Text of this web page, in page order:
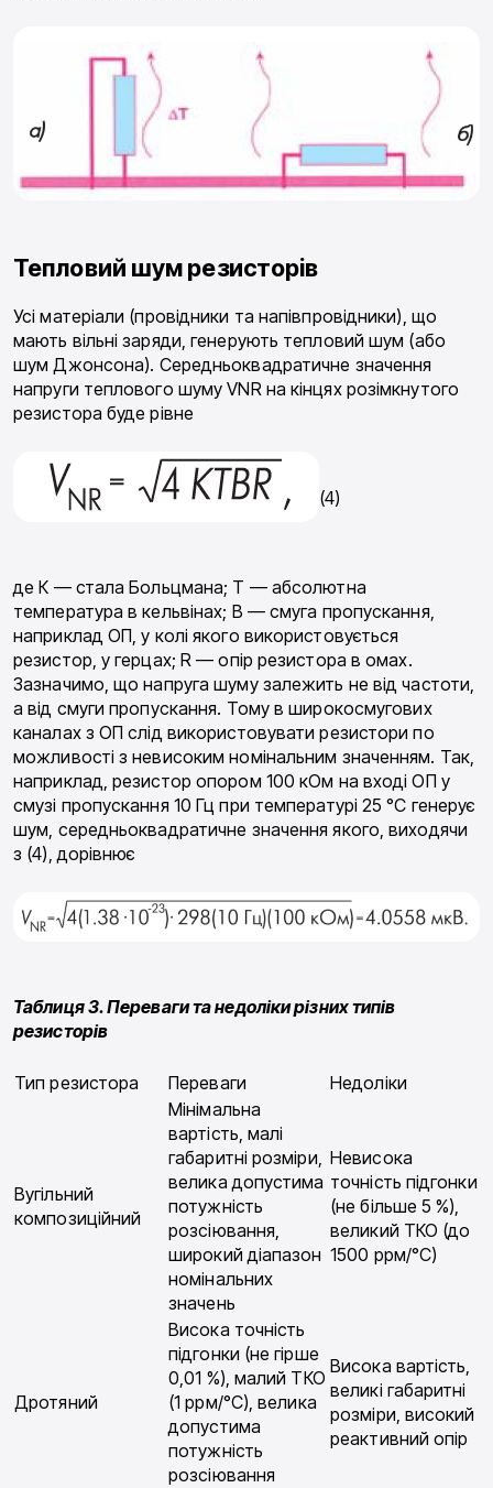
Тепловий шум резисторів
Усі матеріали (провідники та напівпровідники), що
мають вільні заряди, генерують тепловий шум (або
шум Джонсона). Середньоквадратичне значення
напруги теплового шуму VNR на кінцях розімкнутого
резистора буде рівне
(4)
де К — стала Больцмана; Т — абсолютна
температура в кельвінах; В — смуга пропускання,
наприклад ОП, у колі якого використовується
резистор, у герцах; R — опір резистора в омах.
Зазначимо, що напруга шуму залежить не від частоти,
а від смуги пропускання. Тому в широкосмугових
каналах з ОП слід використовувати резистори по
можливості з невисоким номінальним значенням. Так,
наприклад, резистор опором 100 кОм на вході ОП у
смузі пропускання 10 Гц при температурі 25 °С генерує
шум, середньоквадратичне значення якого, виходячи
з (4), дорівнює
Таблиця 3. Переваги та недоліки різних типів
резисторів
Тип резистора Переваги Недоліки
Вугільний
композиційний
Мінімальна
вартість, малі
габаритні розміри,
велика допустима
потужність
розсіювання,
широкий діапазон
номінальних
значень
Невисока
точність підгонки
(не більше 5 %),
великий ТКО (до
1500 ррм/°С)
Дротяний
Висока точність
підгонки (не гірше
0,01 %), малий ТКО
(1 ррм/°С), велика
допустима
потужність
розсіювання
Висока вартість,
великі габаритні
розміри, високий
реактивний опір